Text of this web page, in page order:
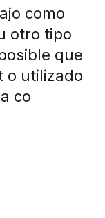
como
otro tipo
que
o utilizado
co